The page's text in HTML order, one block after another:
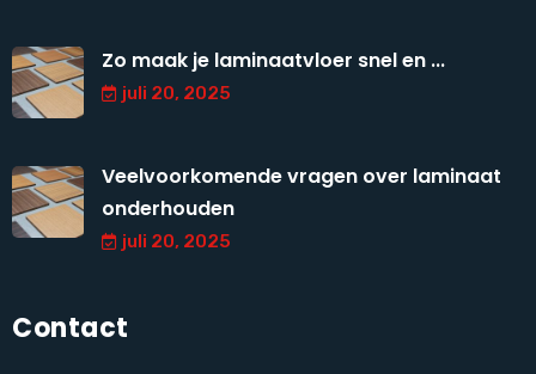
Zo maak je laminaatvloer snel en ...
juli 20, 2025
Veelvoorkomende vragen over laminaat
onderhouden
juli 20, 2025
Contact